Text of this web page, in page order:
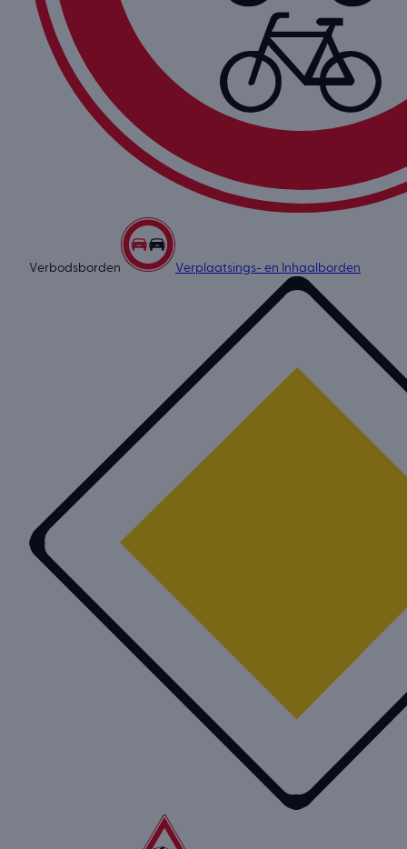
Verbodsborden Verplaatsings- en Inhaalborden